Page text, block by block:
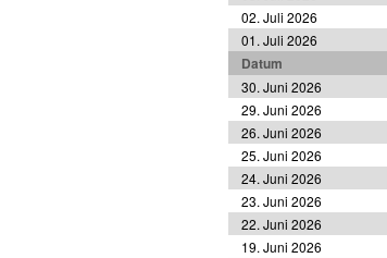
02. Juli 2026
01. Juli 2026
Datum
30. Juni 2026
29. Juni 2026
26. Juni 2026
25. Juni 2026
24. Juni 2026
23. Juni 2026
22. Juni 2026
19. Juni 2026